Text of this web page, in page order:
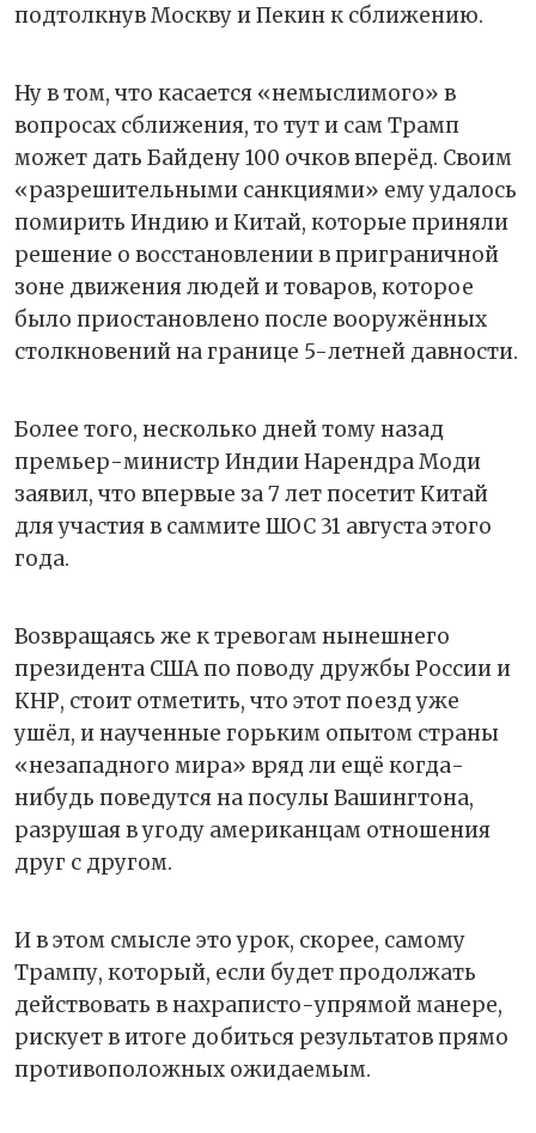
подтолкнув Москву и Пекин к сближению.
Ну в том, что касается «немыслимого» в
вопросах сближения, то тут и сам Трамп
может дать Байдену 100 очков вперёд. Своим
«разрешительными санкциями» ему удалось
помирить Индию и Китай, которые приняли
решение о восстановлении в приграничной
зоне движения людей и товаров, которое
было приостановлено после вооружённых
столкновений на границе 5-летней давности.
Более того, несколько дней тому назад
премьер-министр Индии Нарендра Моди
заявил, что впервые за 7 лет посетит Китай
для участия в саммите ШОС 31 августа этого
года.
Возвращаясь же к тревогам нынешнего
президента США по поводу дружбы России и
КНР, стоит отметить, что этот поезд уже
ушёл, и наученные горьким опытом страны
«незападного мира» вряд ли ещё когда-
нибудь поведутся на посулы Вашингтона,
разрушая в угоду американцам отношения
друг с другом.
И в этом смысле это урок, скорее, самому
Трампу, который, если будет продолжать
действовать в нахраписто-упрямой манере,
рискует в итоге добиться результатов прямо
противоположных ожидаемым.